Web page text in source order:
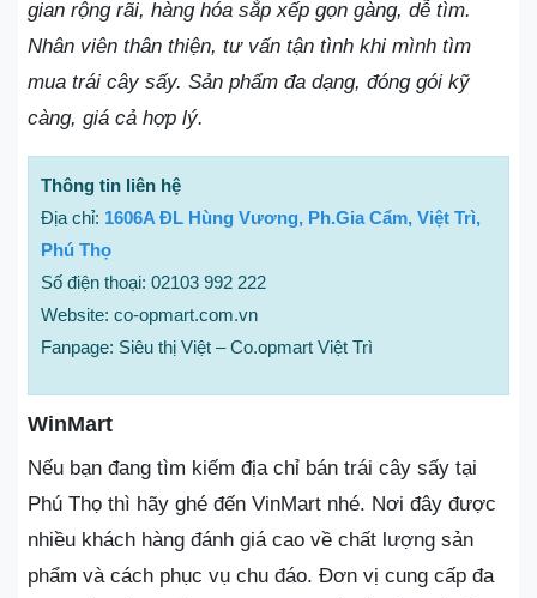
gian rộng rãi, hàng hóa sắp xếp gọn gàng, dễ tìm.
Nhân viên thân thiện, tư vấn tận tình khi mình tìm
mua trái cây sấy. Sản phẩm đa dạng, đóng gói kỹ
càng, giá cả hợp lý.
Thông tin liên hệ
Địa chỉ: 1606A ĐL Hùng Vương, Ph.Gia Cẩm, Việt Trì,
Phú Thọ
Số điện thoại: 02103 992 222
Website: co-opmart.com.vn
Fanpage: Siêu thị Việt – Co.opmart Việt Trì
WinMart
Nếu bạn đang tìm kiếm địa chỉ bán trái cây sấy tại
Phú Thọ thì hãy ghé đến VinMart nhé. Nơi đây được
nhiều khách hàng đánh giá cao về chất lượng sản
phẩm và cách phục vụ chu đáo. Đơn vị cung cấp đa